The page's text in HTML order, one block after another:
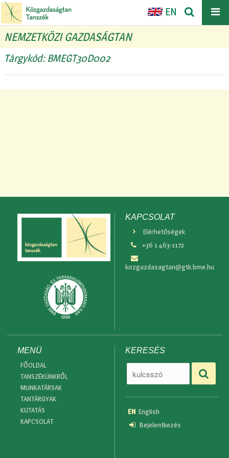
EN
NEMZETKÖZI GAZDASÁGTAN
Tárgykód: BMEGT30D002
KAPCSOLAT
Elérhetőségek
+36 1 463-1172
kozgazdasagtan@gtk.bme.hu
MENÜ
FŐOLDAL
TANSZÉKÜNKRŐL
MUNKATÁRSAK
TANTÁRGYAK
KUTATÁS
KAPCSOLAT
KERESÉS
EN English
Bejelentkezés